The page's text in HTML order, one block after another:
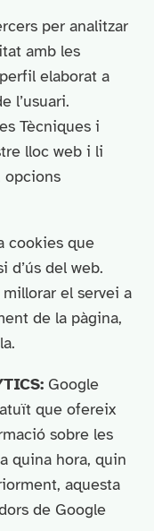
per analitzar
amb les
elaborat a
l’usuari.
Tècniques i
lloc web i li
opcions
cookies que
d’ús del web.
el servei a
de la pàgina,
Google
que ofereix
sobre les
quina hora, quin
aquesta
de Google